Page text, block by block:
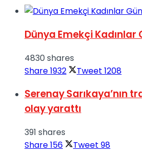
Dünya Emekçi Kadınlar
4830 shares
Share1932 Tweet 1208
Serenay Sarıkaya’nın
olay yarattı
391 shares
Share156 Tweet 98